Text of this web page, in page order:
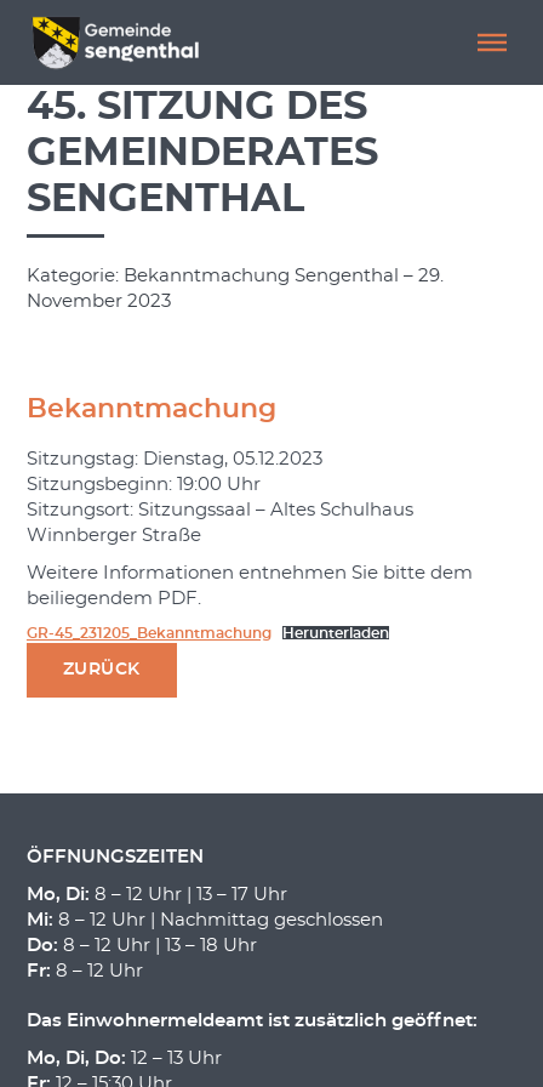
Menü überspringen
Menü überspringen
45. SITZUNG DES
GEMEINDERATES
SENGENTHAL
Kategorie: Bekanntmachung Sengenthal – 29.
November 2023
Bekanntmachung
Sitzungstag: Dienstag, 05.12.2023
Sitzungsbeginn: 19:00 Uhr
Sitzungsort: Sitzungssaal – Altes Schulhaus
Winnberger Straße
Weitere Informationen entnehmen Sie bitte dem
beiliegendem PDF.
GR-45_231205_Bekanntmachung Herunterladen
ZURÜCK
ÖFFNUNGSZEITEN
Mo, Di: 8 – 12 Uhr | 13 – 17 Uhr
Mi: 8 – 12 Uhr | Nachmittag geschlossen
Do: 8 – 12 Uhr | 13 – 18 Uhr
Fr: 8 – 12 Uhr
Das Einwohnermeldeamt ist zusätzlich geöffnet:
Mo, Di, Do: 12 – 13 Uhr